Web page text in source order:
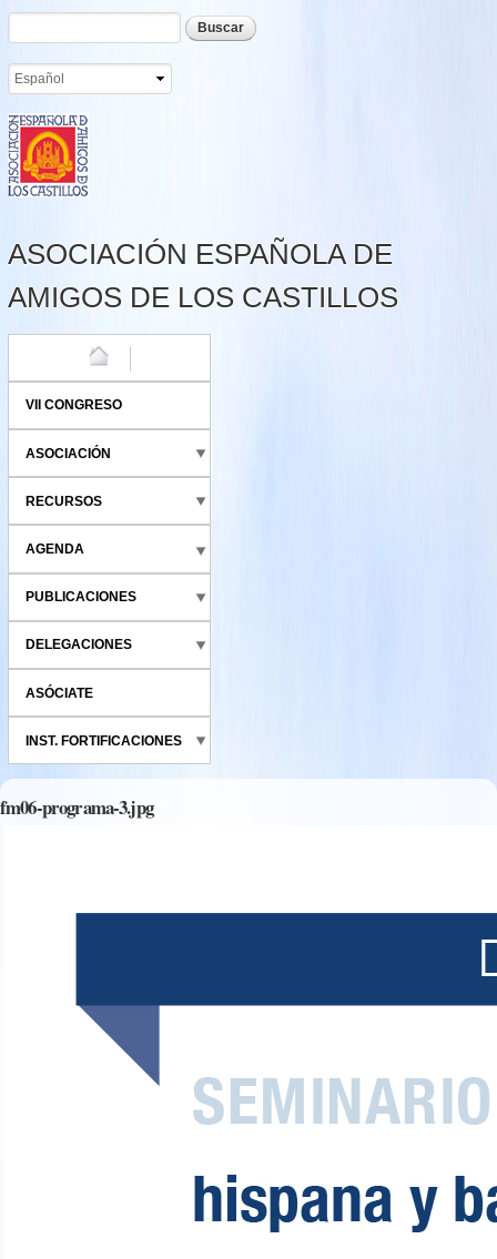
Pasar al
contenido
Formulario de búsqueda
Buscar
ASOCIACIÓN ESPAÑOLA DE
AMIGOS DE LOS CASTILLOS
VII CONGRESO
ASOCIACIÓN
RECURSOS
AGENDA
PUBLICACIONES
DELEGACIONES
ASÓCIATE
INST. FORTIFICACIONES
fm06-programa-3.jpg